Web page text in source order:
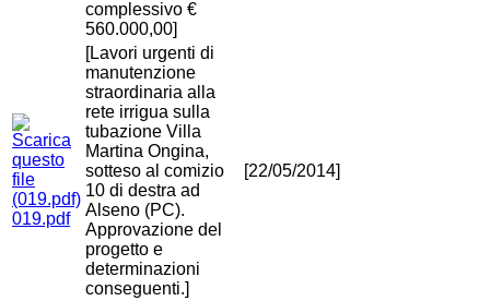
complessivo €
560.000,00]
019.pdf
[Lavori urgenti di
manutenzione
straordinaria alla
rete irrigua sulla
tubazione Villa
Martina Ongina,
sotteso al comizio
10 di destra ad
Alseno (PC).
Approvazione del
progetto e
determinazioni
conseguenti.]
[22/05/2014]